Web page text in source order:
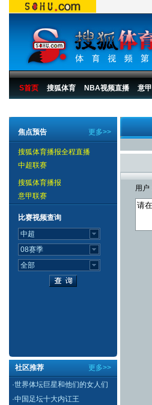
S首页 搜狐体育 NBA视频直播 意甲
更多>>
焦点预告
搜狐体育播报全程直播
中超联赛
搜狐体育播报
意甲联赛
比赛视频查询
更多>>
社区推荐
·世界体坛巨星和他们的女人们
·中国足坛十大内讧王
用户